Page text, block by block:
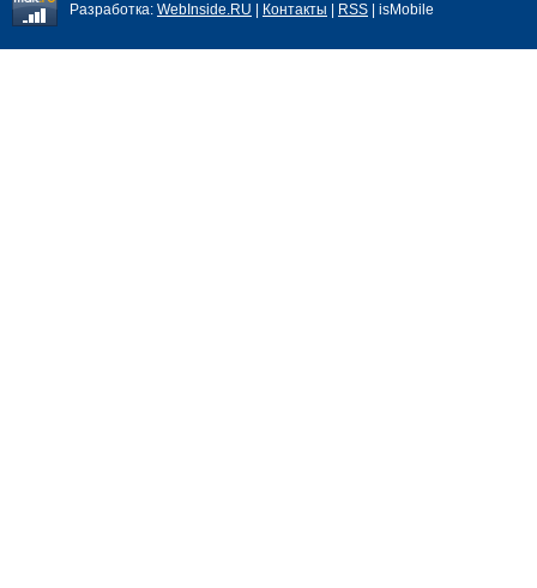
Разработка: WebInside.RU Контакты RSS | isMobile